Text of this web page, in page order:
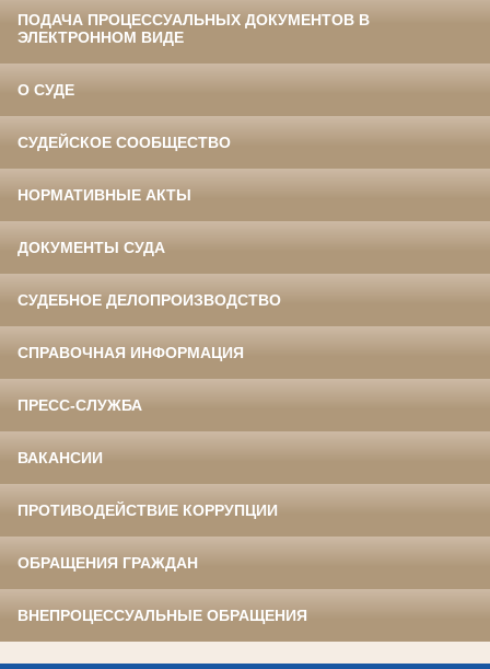
ПОДАЧА ПРОЦЕССУАЛЬНЫХ ДОКУМЕНТОВ В
ЭЛЕКТРОННОМ ВИДЕ
О СУДЕ
СУДЕЙСКОЕ СООБЩЕСТВО
НОРМАТИВНЫЕ АКТЫ
ДОКУМЕНТЫ СУДА
СУДЕБНОЕ ДЕЛОПРОИЗВОДСТВО
СПРАВОЧНАЯ ИНФОРМАЦИЯ
ПРЕСС-СЛУЖБА
ВАКАНСИИ
ПРОТИВОДЕЙСТВИЕ КОРРУПЦИИ
ОБРАЩЕНИЯ ГРАЖДАН
ВНЕПРОЦЕССУАЛЬНЫЕ ОБРАЩЕНИЯ